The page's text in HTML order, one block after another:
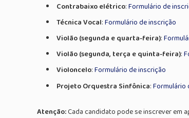
Contrabaixo elétrico:Formulário de
Técnica Vocal:Formulário de inscrição
Violão (segunda e quarta-feira):
Violão (segunda, terça e quinta-feira):
Violoncelo:Formulário de inscrição
Projeto Orquestra Sinfônica:Formulário
Atenção:Cada candidato pode se inscrever em